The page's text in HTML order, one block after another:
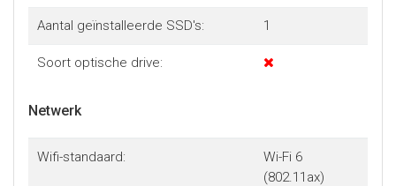
Aantal geïnstalleerde SSD's: 1
Soort optische drive:
Netwerk
Wifi-standaard:
Wi-Fi 6
(802.11ax)